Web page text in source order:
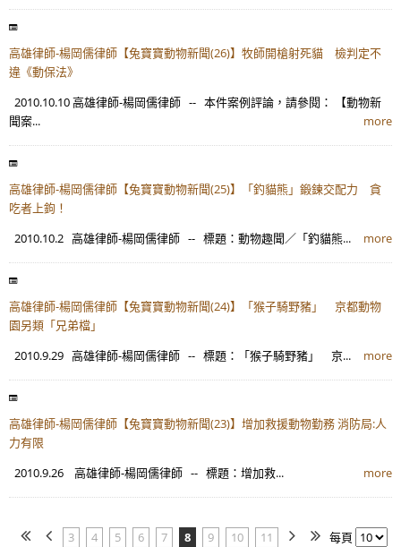
高雄律師-楊岡儒律師【兔寶寶動物新聞(26)】牧師開槍射死貓 檢判定不
違《動保法》
2010.10.10 高雄律師-楊岡儒律師 -- 本件案例評論，請參閱： 【動物新
聞案...
more
高雄律師-楊岡儒律師【兔寶寶動物新聞(25)】「釣貓熊」鍛鍊交配力 貪
吃者上鉤！
2010.10.2 高雄律師-楊岡儒律師 -- 標題：動物趣聞／「釣貓熊...
more
高雄律師-楊岡儒律師【兔寶寶動物新聞(24)】「猴子騎野豬」 京都動物
園另類「兄弟檔」
2010.9.29 高雄律師-楊岡儒律師 -- 標題：「猴子騎野豬」 京...
more
高雄律師-楊岡儒律師【兔寶寶動物新聞(23)】增加救援動物勤務 消防局:人
力有限
2010.9.26 高雄律師-楊岡儒律師 -- 標題：增加救...
more
3 4 5 6 7 8 9 10 11
每頁